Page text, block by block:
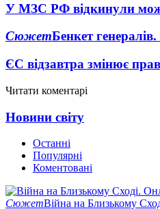
У МЗС РФ відкинули
СюжетБенкет
ЄС відзавтра змінює
Читати коментарі
Новини світу
Останні
Популярні
Коментовані
СюжетВійна на Близькому